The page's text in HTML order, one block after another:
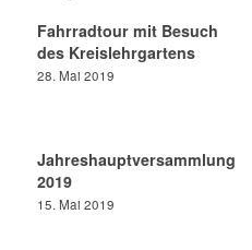
Fahrradtour mit Besuch
des Kreislehrgartens
28. Mai 2019
Jahreshauptversammlung
2019
15. Mai 2019